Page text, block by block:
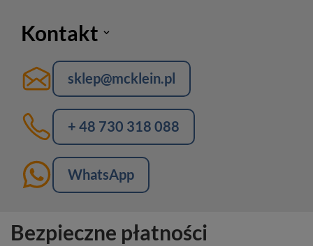
Kontakt
sklep@mcklein.pl
+ 48 730 318 088
WhatsApp
Bezpieczne płatności